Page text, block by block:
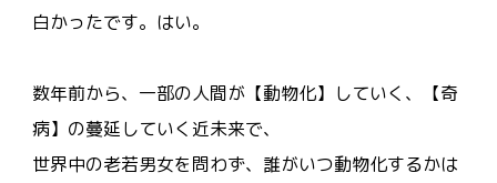
白かったです。はい。
数年前から、一部の人間が【動物化】していく、【奇
病】の蔓延していく近未来で、
世界中の老若男女を問わず、誰がいつ動物化するかは